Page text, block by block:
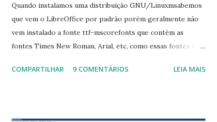
Quando instalamos uma distribuição GNU/Linuxmsabemos
que vem o LibreOffice por padrão porém geralmente não
vem instalado a fonte ttf-mscorefonts que contém as
fontes Times New Roman, Arial, etc, como essas fontes são
a Associação Brasileira de Normas Técnicas (ABNT), exige
COMPARTILHAR 9 COMENTÁRIOS LEIA MAIS